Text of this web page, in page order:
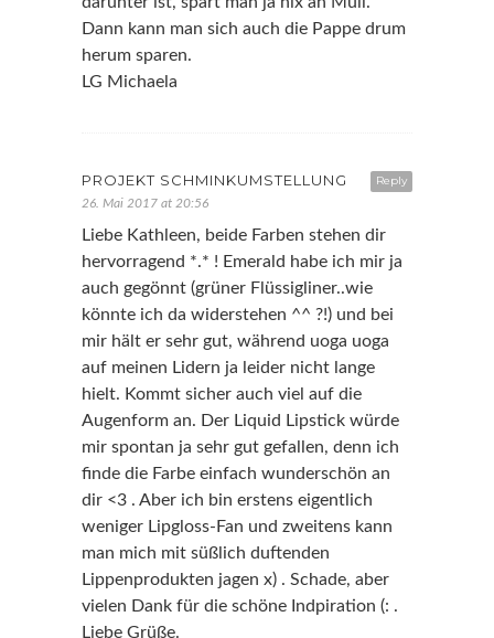
Dann kann man sich auch die Pappe drum
herum sparen.
LG Michaela
Reply
PROJEKT SCHMINKUMSTELLUNG
26. Mai 2017 at 20:56
Liebe Kathleen, beide Farben stehen dir
hervorragend *.* ! Emerald habe ich mir ja
auch gegönnt (grüner Flüssigliner..wie
könnte ich da widerstehen ^^ ?!) und bei
mir hält er sehr gut, während uoga uoga
auf meinen Lidern ja leider nicht lange
hielt. Kommt sicher auch viel auf die
Augenform an. Der Liquid Lipstick würde
mir spontan ja sehr gut gefallen, denn ich
finde die Farbe einfach wunderschön an
dir <3 . Aber ich bin erstens eigentlich
weniger Lipgloss-Fan und zweitens kann
man mich mit süßlich duftenden
Lippenprodukten jagen x) . Schade, aber
vielen Dank für die schöne Indpiration (: .
Liebe Grüße.